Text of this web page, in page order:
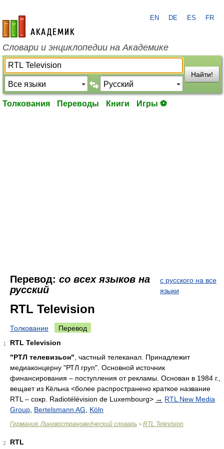
academic.ru
EN DE ES FR
Словари и энциклопедии на Академике
Найти!
Толкования Переводы Книги Игры ⚽
Перевод: со всех языков на
русский
с русского на все
языки
RTL Television
Толкование Перевод
1
RTL Television
"РТЛ телевизьон" , частный телеканал. Принадлежит
медиаконцерну "РТЛ груп". Основной источник
финансирования – поступления от рекламы. Основан в 1984 г.,
вещает из Кёльна <более распространено краткое название
RTL – сокр. Radiotélévision de Luxembourg> → RTL New Media
Group Bertelsmann AG Köln
Германия. Лингвострановедческий словарь > RTL Television
2
RTL